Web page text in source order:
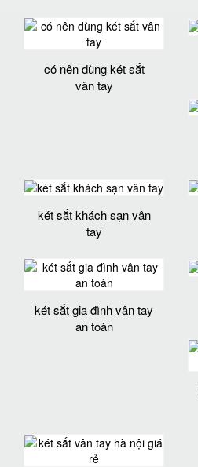
có nên dùng két sắt
vân tay
két sắt khách sạn vân
tay
két sắt gia đình vân tay
an toàn